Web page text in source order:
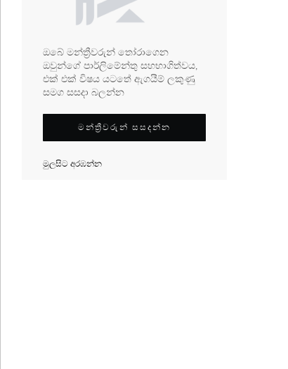
ඔබේ මන්ත්‍රීවරුන් තෝරාගෙන
ඔවුන්ගේ පාර්ලිමේන්තු සහභාගිත්වය,
එක් එක් විෂය යටතේ ඇගයීම් ලකුණු
සමග සසදා බලන්න
මන්ත්‍රීවරුන් සසදන්න
මුලසිට අරඹන්න